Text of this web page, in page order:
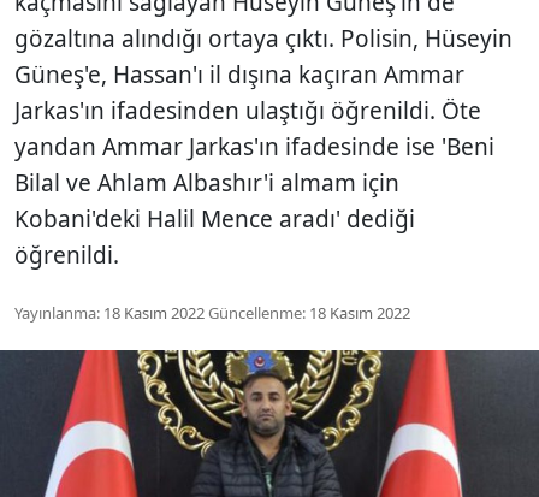
gözaltına alındığı ortaya çıktı. Polisin, Hüseyin
Güneş'e, Hassan'ı il dışına kaçıran Ammar
Jarkas'ın ifadesinden ulaştığı öğrenildi. Öte
yandan Ammar Jarkas'ın ifadesinde ise 'Beni
Bilal ve Ahlam Albashır'i almam için
Kobani'deki Halil Mence aradı' dediği
öğrenildi.
Yayınlanma: 18 Kasım 2022Güncellenme: 18 Kasım 2022